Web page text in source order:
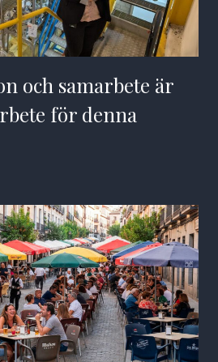
och samarbete är
för denna